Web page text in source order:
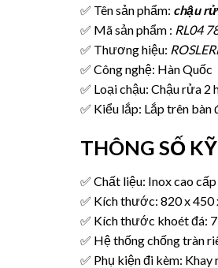
✅ Tên sản phẩm: chậu
✅ Mã sản phẩm : RL04
✅ Thương hiệu:
✅ Công nghệ: Hàn Quốc
✅ Loại chậu: Chậu rửa 2
✅ Kiểu lắp: Lắp trên bàn
THÔNG SỐ
✅ Chất liệu: Inox cao
✅ Kích thước: 820 x 450
✅ Kích thước khoét đá:
✅ Hệ thống chống tràn
✅ Phụ kiện đi kèm: Khay